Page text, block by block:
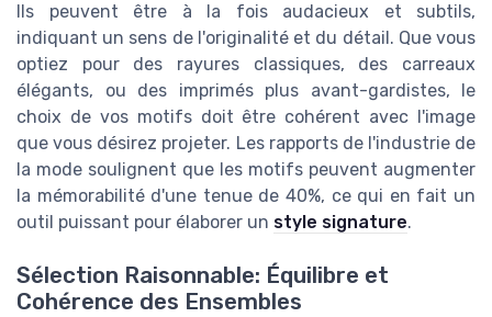
Ils peuvent être à la fois audacieux et subtils,
indiquant un sens de l'originalité et du détail. Que vous
optiez pour des rayures classiques, des carreaux
élégants, ou des imprimés plus avant-gardistes, le
choix de vos motifs doit être cohérent avec l'image
que vous désirez projeter. Les rapports de l'industrie de
la mode soulignent que les motifs peuvent augmenter
la mémorabilité d'une tenue de 40%, ce qui en fait un
outil puissant pour élaborer un style signature.
Sélection Raisonnable: Équilibre et
Cohérence des Ensembles